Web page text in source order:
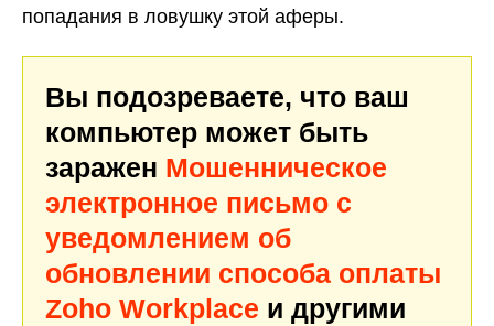
попадания в ловушку этой аферы.
Вы подозреваете, что ваш
компьютер может быть
заражен Мошенническое
электронное письмо с
уведомлением об
обновлении способа оплаты
Zoho Workplace и другими